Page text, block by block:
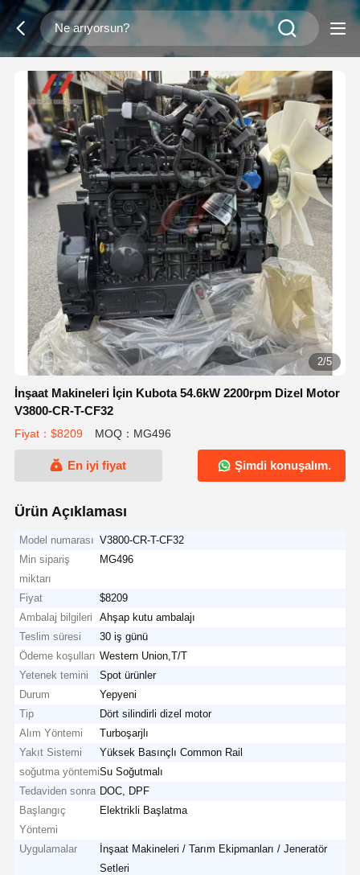
2/5
İnşaat Makineleri İçin Kubota 54.6kW 2200rpm Dizel Motor
V3800-CR-T-CF32
Fiyat：$8209 MOQ：MG496
En iyi fiyat Şimdi konuşalım.
Ürün Açıklaması
Model numarası V3800-CR-T-CF32
Min sipariş
miktarı
MG496
Fiyat
$8209
Ambalaj bilgileri
Ahşap kutu ambalajı
Teslim süresi
30 iş günü
Ödeme koşulları Western Union,T/T
Yetenek temini
Spot ürünler
Durum
Yepyeni
Tip
Dört silindirli dizel motor
Alım Yöntemi
Turboşarjlı
Yakıt Sistemi
Yüksek Basınçlı Common Rail
soğutma yöntemiSu Soğutmalı
Tedaviden sonra DOC, DPF
Başlangıç ​​
Yöntemi
Elektrikli Başlatma
Uygulamalar
İnşaat Makineleri / Tarım Ekipmanları / Jeneratör
Setleri